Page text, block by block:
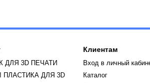
ДЛЯ 3D ПЕЧАТИ
ПЛАСТИКА ДЛЯ 3D
Клиентам
Вход в личный
Каталог